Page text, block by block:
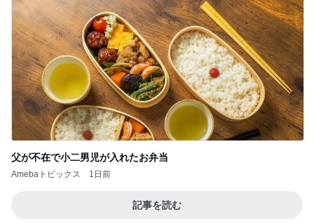
父が不在で小二男児が入れたお弁当
Amebaトピックス 1日前
記事を読む